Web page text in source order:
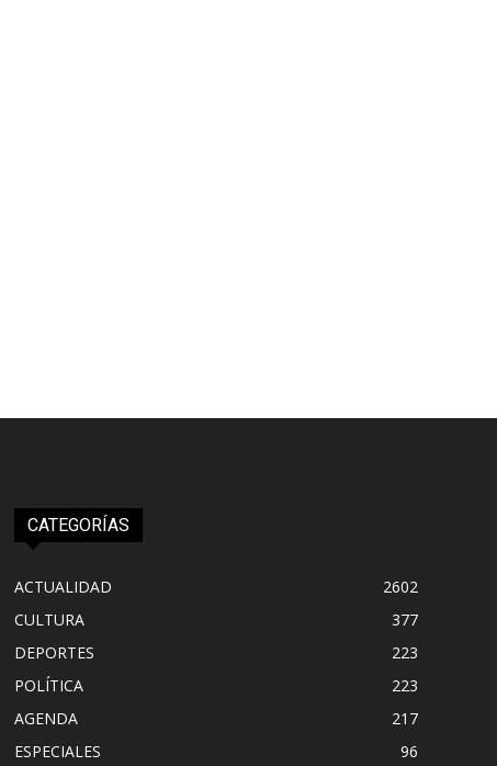
CATEGORÍAS
ACTUALIDAD
2602
CULTURA
377
DEPORTES
223
POLÍTICA
223
AGENDA
217
ESPECIALES
96